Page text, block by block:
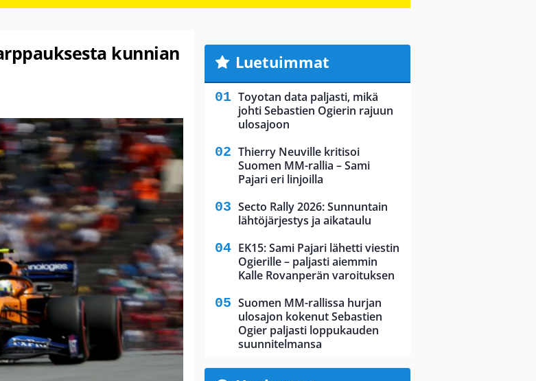
kunnian
Luetuimmat
Toyotan data paljasti, mikä
johti Sebastien Ogierin rajuun
ulosajoon
Thierry Neuville kritisoi
Suomen MM-rallia – Sami
Pajari eri linjoilla
Secto Rally 2026: Sunnuntain
lähtöjärjestys ja aikataulu
EK15: Sami Pajari lähetti viestin
Ogierille – paljasti aiemmin
Kalle Rovanperän varoituksen
Suomen MM-rallissa hurjan
ulosajon kokenut Sebastien
Ogier paljasti loppukauden
suunnitelmansa